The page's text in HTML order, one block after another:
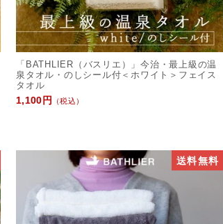
「BATHLIER（バスリエ）」今治・最上級の温
泉タオル・のしシール付＜ホワイト＞フェイス
タオル
1,100円
（税込）
送料無料